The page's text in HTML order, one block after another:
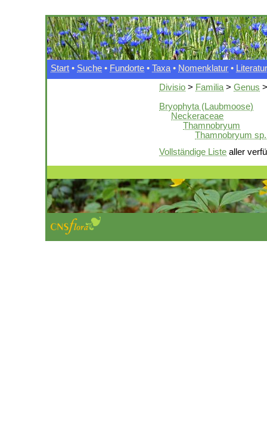
Start • Suche • Fundorte • Taxa • Nomenklatur • Literatur
Divisio > Familia > Genus
Bryophyta (Laubmoose)
Neckeraceae
Thamnobryum
Thamnobryum sp.
Vollständige Liste aller